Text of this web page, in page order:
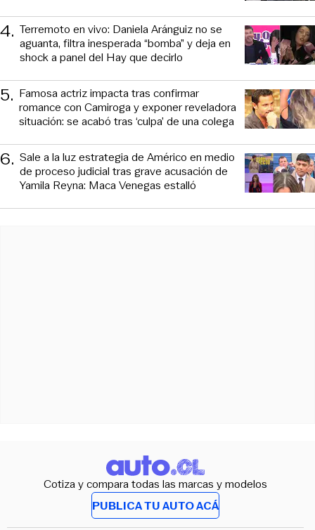
4. Terremoto en vivo: Daniela Aránguiz no se
aguanta, filtra inesperada “bomba” y deja en
shock a panel del Hay que decirlo
5. Famosa actriz impacta tras confirmar
romance con Camiroga y exponer reveladora
situación: se acabó tras ‘culpa’ de una colega
6. Sale a la luz estrategia de Américo en medio
de proceso judicial tras grave acusación de
Yamila Reyna: Maca Venegas estalló
Cotiza y compara todas las marcas y modelos
PUBLICA TU AUTO ACÁ